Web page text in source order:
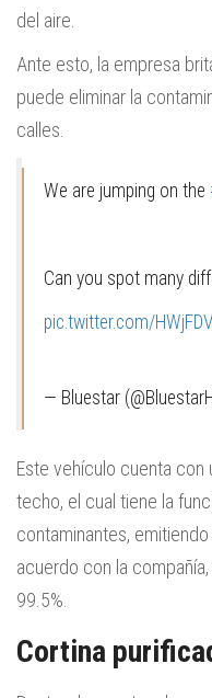
del aire.
Ante esto, la empresa
puede eliminar la
calles.
We are jumping on the
Can you spot many
pic.twitter.com/
— Bluestar
Este vehículo cuenta con
techo, el cual tiene la
contaminantes,
acuerdo con la
99.5%.
Cortina